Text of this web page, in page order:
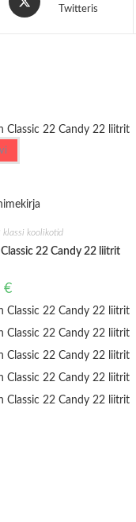
in
Twitteris
klassi koolikotid
22 Candy 22 liitrit
€